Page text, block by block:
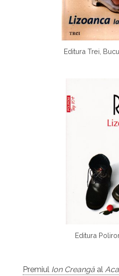
Editura Trei,
Editura
Premiul Ion Creangă al